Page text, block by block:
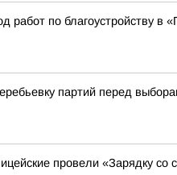
по благоустройству в
партий перед
провели «Зарядку